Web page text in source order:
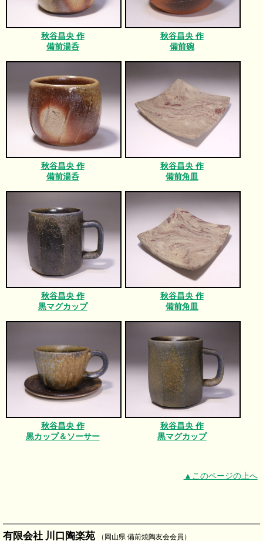
秋谷昌央 作
備前湯呑
秋谷昌央 作
備前碗
秋谷昌央 作
備前湯呑
秋谷昌央 作
備前角皿
秋谷昌央 作
黒マグカップ
秋谷昌央 作
備前角皿
秋谷昌央 作
黒カップ＆ソーサー
秋谷昌央 作
黒マグカップ
▲このページの上へ
有限会社 川口陶楽苑 （岡山県 備前焼陶友会会員）